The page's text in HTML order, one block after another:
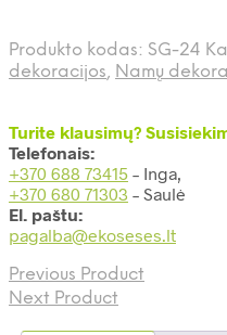
Produkto kodas: SG-24
dekoracijos, Namų
Turite klausimų?
Telefonais:
+370 688 73415 – Inga,
+370 680 71303 – Saulė
El. paštu:
pagalba@ekoseses.lt
Previous Product
Next Product